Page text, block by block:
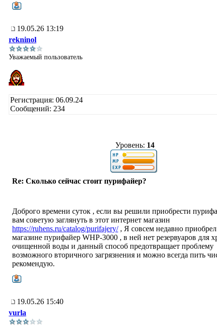
19.05.26 13:19
rekninol
Уважаемый пользователь
Регистрация: 06.09.24
Сообщений: 234
Уровень: 14
Re: Сколько сейчас стоит пурифайер?
Доброго времени суток , если вы решили приобрести
вам советую заглянуть в этот интернет магазин
https://ruhens.ru/catalog/purifajery/, Я совсем недавно
магазине пурифайер WHP-3000 , в ней нет резервуаров для
очищенной воды и данный способ предотвращает проблему
возможного вторичного загрязнения и можно всегда пить
рекомендую.
19.05.26 15:40
vurla